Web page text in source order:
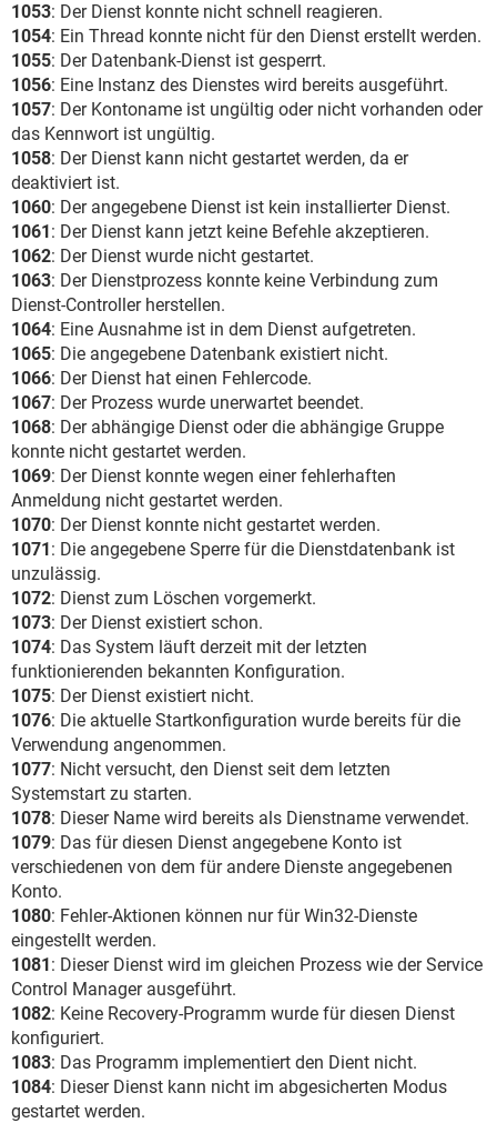
1053: Der Dienst konnte nicht schnell reagieren.
1054: Ein Thread konnte nicht für den Dienst erstellt werden.
1055: Der Datenbank-Dienst ist gesperrt.
1056: Eine Instanz des Dienstes wird bereits ausgeführt.
1057: Der Kontoname ist ungültig oder nicht vorhanden oder
das Kennwort ist ungültig.
1058: Der Dienst kann nicht gestartet werden, da er
deaktiviert ist.
1060: Der angegebene Dienst ist kein installierter Dienst.
1061: Der Dienst kann jetzt keine Befehle akzeptieren.
1062: Der Dienst wurde nicht gestartet.
1063: Der Dienstprozess konnte keine Verbindung zum
Dienst-Controller herstellen.
1064: Eine Ausnahme ist in dem Dienst aufgetreten.
1065: Die angegebene Datenbank existiert nicht.
1066: Der Dienst hat einen Fehlercode.
1067: Der Prozess wurde unerwartet beendet.
1068: Der abhängige Dienst oder die abhängige Gruppe
konnte nicht gestartet werden.
1069: Der Dienst konnte wegen einer fehlerhaften
Anmeldung nicht gestartet werden.
1070: Der Dienst konnte nicht gestartet werden.
1071: Die angegebene Sperre für die Dienstdatenbank ist
unzulässig.
1072: Dienst zum Löschen vorgemerkt.
1073: Der Dienst existiert schon.
1074: Das System läuft derzeit mit der letzten
funktionierenden bekannten Konfiguration.
1075: Der Dienst existiert nicht.
1076: Die aktuelle Startkonfiguration wurde bereits für die
Verwendung angenommen.
1077: Nicht versucht, den Dienst seit dem letzten
Systemstart zu starten.
1078: Dieser Name wird bereits als Dienstname verwendet.
1079: Das für diesen Dienst angegebene Konto ist
verschiedenen von dem für andere Dienste angegebenen
Konto.
1080: Fehler-Aktionen können nur für Win32-Dienste
eingestellt werden.
1081: Dieser Dienst wird im gleichen Prozess wie der Service
Control Manager ausgeführt.
1082: Keine Recovery-Programm wurde für diesen Dienst
konfiguriert.
1083: Das Programm implementiert den Dient nicht.
1084: Dieser Dienst kann nicht im abgesicherten Modus
gestartet werden.